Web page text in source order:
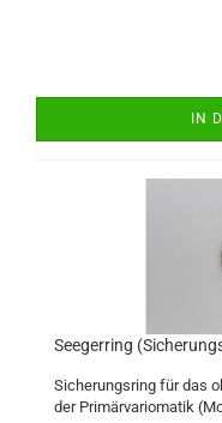
IN
Seegerring
Sicherungsring für das
der Primärvariomatik